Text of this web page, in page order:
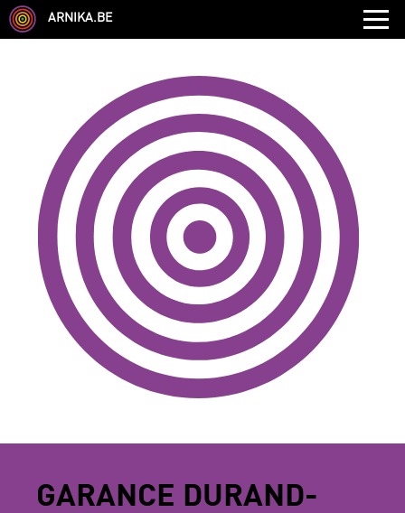
ARNIKA.BE
AUTRE COMPÉTENCE TYPE
LANGUES PARLÉES ÉCOLE
CHEVEUX TAILLE
CORPULENCE ANNÉE DE NAISSANCE
ANNULER LES FILTRES
GARANCE DURAND-